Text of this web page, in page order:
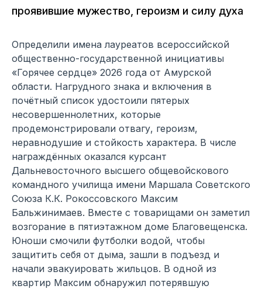
проявившие мужество, героизм и силу духа
Определили имена лауреатов всероссийской
общественно-государственной инициативы
«Горячее сердце» 2026 года от Амурской
области. Нагрудного знака и включения в
почётный список удостоили пятерых
несовершеннолетних, которые
продемонстрировали отвагу, героизм,
неравнодушие и стойкость характера. В числе
награждённых оказался курсант
Дальневосточного высшего общевойскового
командного училища имени Маршала Советского
Союза К.К. Рокоссовского Максим
Бальжинимаев. Вместе с товарищами он заметил
возгорание в пятиэтажном доме Благовещенска.
Юноши смочили футболки водой, чтобы
защитить себя от дыма, зашли в подъезд и
начали эвакуировать жильцов. В одной из
квартир Максим обнаружил потерявшую